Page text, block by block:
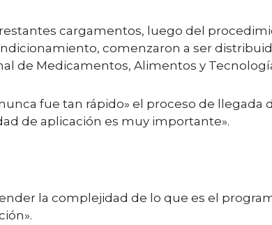
cargamentos, luego del
comenzaron a ser
de Medicamentos, Alimentos y
fue tan rápido» el proceso de llegada
de aplicación es muy importante».
la complejidad de lo que es el